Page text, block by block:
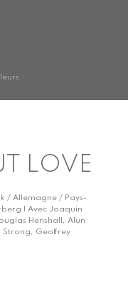
LOVE
/ Allemagne / Pays-
| Avec Joaquin
Henshall, Alun
Geoffrey